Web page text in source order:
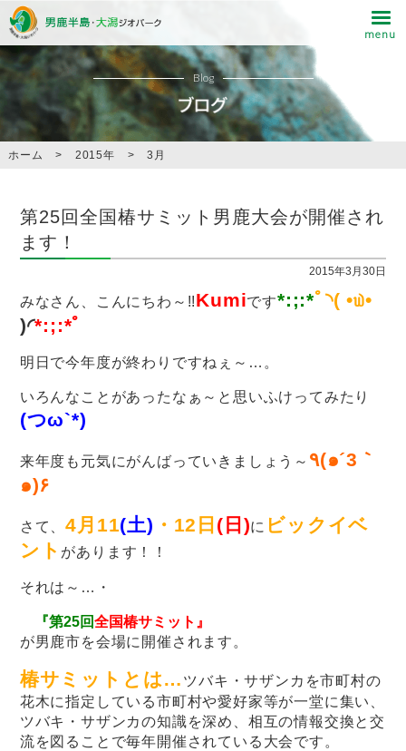
Blog
ホーム > 2015年 > 3月
第25回全国椿サミット男鹿大会が開催され
ます！
2015年3月30日
みなさん、こんにちわ～!!Kumiです*:;:*ﾟ◝( •௰•
)◜*:;:*ﾟ
明日で今年度が終わりですねぇ～…。
いろんなことがあったなぁ～と思いふけってみたり
(つω`*)
来年度も元気にがんばっていきましょう～ ٩(๑´3｀
๑)۶
さて、4月11(土) ・12日 (日)に ビックイベ
ント があります！！
それは～…・
『第25回全国椿サミット 』
が男鹿市を会場に開催されます。
椿サミットとは… ツバキ・サザンカを市町村の
花木に指定している市町村や愛好家等が一堂に集い、
ツバキ・サザンカの知識を深め、相互の情報交換と交
流を図ることで毎年開催されている大会です。